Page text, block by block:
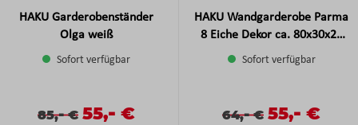
HAKU Garderobenständer
Olga weiß
Sofort verfügbar
Verkaufspreis:
Regulärer Preis:
85,-€ Verkaufspreis:
55,- €
HAKU Wandgarderobe Parma
8 Eiche Dekor ca. 80x30x20
Sofort verfügbar
Verkaufspreis:
Regulärer Preis:
64,-€ 55,- €